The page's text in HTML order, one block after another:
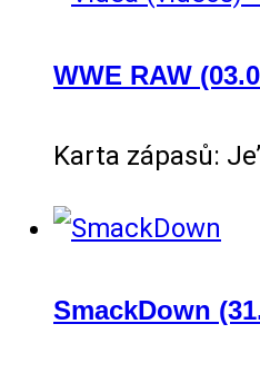
WWE RAW
Karta zápasů:
SmackDown